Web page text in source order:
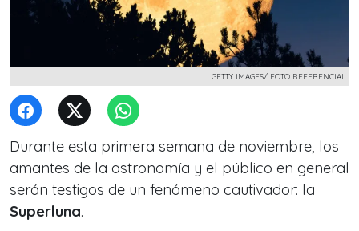
GETTY IMAGES/ FOTO REFERENCIAL
Durante esta primera semana de noviembre, los
amantes de la astronomía y el público en general
serán testigos de un fenómeno cautivador: la
Superluna.